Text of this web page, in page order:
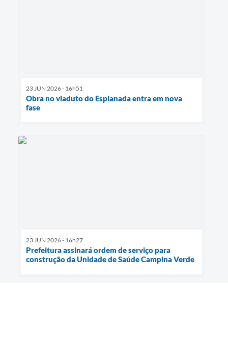
23 JUN 2026 - 16h51
Obra no viaduto do Esplanada entra em nova
fase
23 JUN 2026 - 16h27
Prefeitura assinará ordem de serviço para
construção da Unidade de Saúde Campina Verde